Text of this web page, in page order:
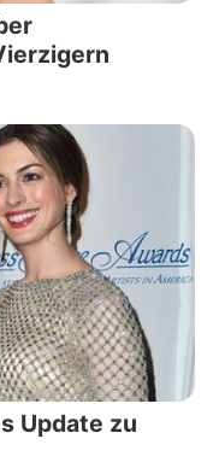
Update zu